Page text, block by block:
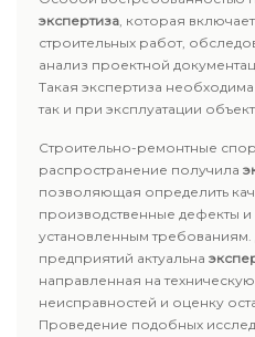
экспертиза, которая
строительных работ,
анализ проектной
Такая экспертиза необходима
так и при эксплуатации
Строительно-ремонтные
распространение получила
позволяющая определить
производственные дефекты и
установленным
предприятий актуальна
направленная на
неисправностей и оценку
Проведение подобных